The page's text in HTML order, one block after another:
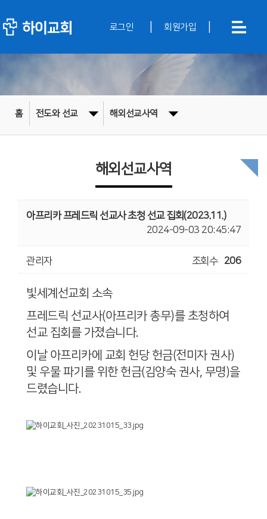
로그인 회원가입
홈 전도와 선교 해외선교사역
해외선교사역
아프리카 프레드릭 선교사 초청 선교 집회(2023.11.)
2024-09-03 20:45:47
관리자 조회수 206
빛세계선교회 소속
프레드릭 선교사(아프리카 총무)를 초청하여
선교 집회를 가졌습니다.
이날 아프리카에 교회 헌당 헌금(전미자 권사)
및 우물 파기를 위한 헌금(김양숙 권사, 무명)을
드렸습니다.